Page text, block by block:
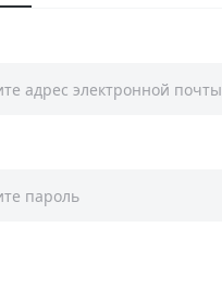
адрес электронной почты
пароль